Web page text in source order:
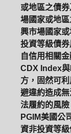
或地區之債
場國家或地
興市場國家
投資等級債
自信用相關
CDX Index
方，固然可
避違約造成
法履約的風險
PGIM美國公
資非投資等